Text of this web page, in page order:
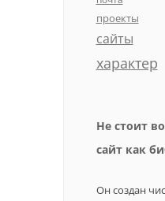
проекты
сайты
характер
Не стоит
сайт как
Он создан